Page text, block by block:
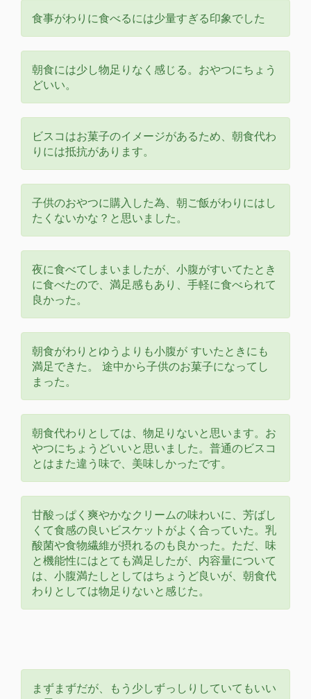
食事がわりに食べるには少量すぎる印象でした
朝食には少し物足りなく感じる。おやつにちょう
どいい。
ビスコはお菓子のイメージがあるため、朝食代わ
りには抵抗があります。
子供のおやつに購入した為、朝ご飯がわりにはし
たくないかな？と思いました。
夜に食べてしまいましたが、小腹がすいてたとき
に食べたので、満足感もあり、手軽に食べられて
良かった。
朝食がわりとゆうよりも小腹が すいたときにも
満足できた。 途中から子供のお菓子になってし
まった。
朝食代わりとしては、物足りないと思います。お
やつにちょうどいいと思いました。普通のビスコ
とはまた違う味で、美味しかったです。
甘酸っぱく爽やかなクリームの味わいに、芳ばし
くて食感の良いビスケットがよく合っていた。乳
酸菌や食物繊維が摂れるのも良かった。ただ、味
と機能性にはとても満足したが、内容量について
は、小腹満たしとしてはちょうど良いが、朝食代
わりとしては物足りないと感じた。
まずまずだが、もう少しずっしりしていてもいい